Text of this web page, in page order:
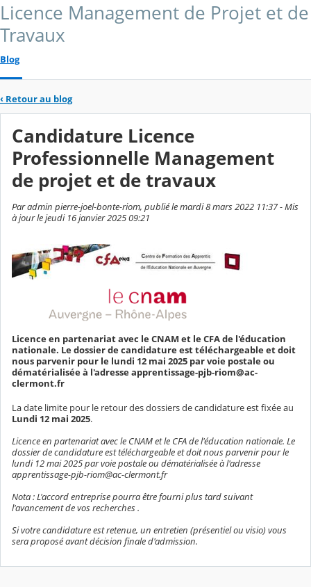
Licence Management de Projet et de
Travaux
Blog
‹ Retour au blog
Candidature Licence
Professionnelle Management
de projet et de travaux
Par admin pierre-joel-bonte-riom, publié le mardi 8 mars 2022 11:37 - Mis
à jour le jeudi 16 janvier 2025 09:21
Licence en partenariat avec le CNAM et le CFA de l'éducation
nationale. Le dossier de candidature est téléchargeable et doit
nous parvenir pour le lundi 12 mai 2025 par voie postale ou
dématérialisée à l'adresse apprentissage-pjb-riom@ac-
clermont.fr
La date limite pour le retour des dossiers de candidature est fixée au
Lundi 12 mai 2025.
Licence en partenariat avec le CNAM et le CFA de l'éducation nationale. Le
dossier de candidature est téléchargeable et doit nous parvenir pour le
lundi 12 mai 2025 par voie postale ou dématérialisée à l'adresse
apprentissage-pjb-riom@ac-clermont.fr
Nota : L'accord entreprise pourra être fourni plus tard suivant
l'avancement de vos recherches .
Si votre candidature est retenue, un entretien (présentiel ou visio) vous
sera proposé avant décision finale d'admission.